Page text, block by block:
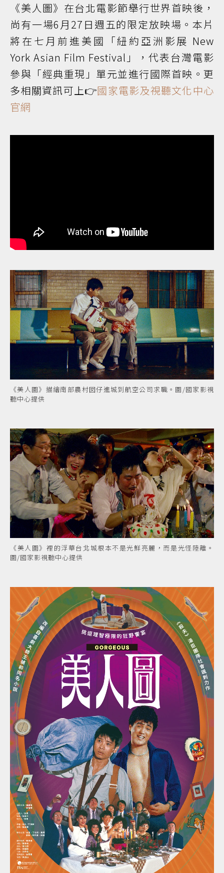
《美人圖》在台北電影節舉行世界首映後，
尚有一場6月27日週五的限定放映場。本片
將在七月前進美國「紐約亞洲影展 New
York Asian Film Festival」，代表台灣電影
參與「經典重現」單元並進行國際首映。更
多相關資訊可上👉國家電影及視聽文化中心
官網
《美人圖》描繪南部農村囡仔進城到航空公司求職。圖/國家影視
聽中心提供
《美人圖》裡的浮華台北城根本不是光鮮亮麗，而是光怪陸離。
圖/國家影視聽中心提供